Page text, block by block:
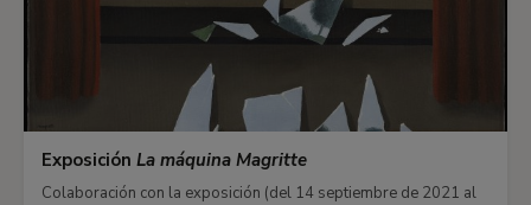
Exposición La máquina Magritte
Colaboración con la exposición (del 14 septiembre de 2021 al